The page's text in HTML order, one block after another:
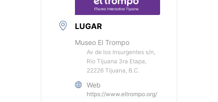
LUGAR
Museo El Trompo
Av de los Insurgentes s/n,
Rio Tijuana 3ra Etapa,
22226 Tijuana, B.C.
Web
https://www.eltrompo.org/